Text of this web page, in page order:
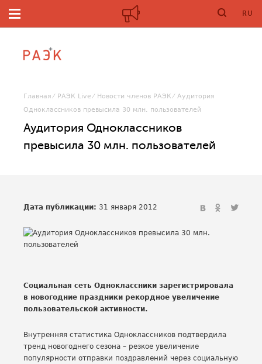
RU
Главная РАЭК Live Новости членов РАЭК
Аудитория
Одноклассников превысила 30 млн. пользователей
Аудитория Одноклассников
превысила 30 млн. пользователей
Дата публикации: 31 января 2012
Социальная сеть Одноклассники зарегистрировала
в новогодние праздники рекордное увеличение
пользовательской активности.
Внутренняя статистика Одноклассников подтвердила
тренд новогоднего сезона – резкое увеличение
популярности отправки поздравлений через социальную